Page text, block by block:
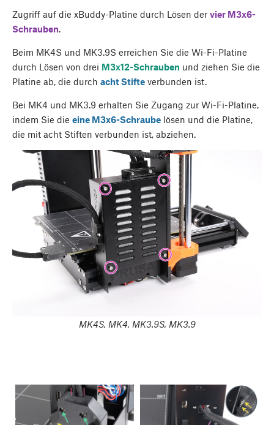
Zugriff auf die xBuddy-Platine durch Lösen der vier M3x6-
Schrauben.
Beim MK4S und MK3.9S erreichen Sie die Wi-Fi-Platine
durch Lösen von drei M3x12-Schrauben und ziehen Sie die
Platine ab, die durch acht Stifte verbunden ist.
Bei MK4 und MK3.9 erhalten Sie Zugang zur Wi-Fi-Platine,
indem Sie die eine M3x6-Schraube lösen und die Platine,
die mit acht Stiften verbunden ist, abziehen.
MK4S, MK4, MK3.9S, MK3.9